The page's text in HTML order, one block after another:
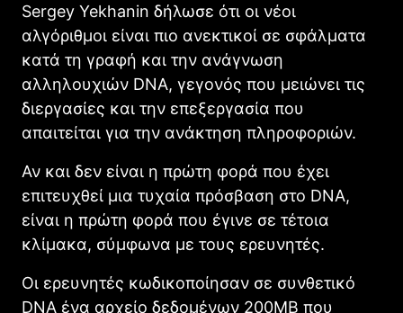
Sergey Yekhanin δήλωσε ότι οι νέοι
αλγόριθμοι είναι πιο ανεκτικοί σε σφάλματα
κατά τη γραφή και την ανάγνωση
αλληλουχιών DNA, γεγονός που μειώνει τις
διεργασίες και την επεξεργασία που
απαιτείται για την ανάκτηση πληροφοριών.
Αν και δεν είναι η πρώτη φορά που έχει
επιτευχθεί μια τυχαία πρόσβαση στο DNA,
είναι η πρώτη φορά που έγινε σε τέτοια
κλίμακα, σύμφωνα με τους ερευνητές.
Οι ερευνητές κωδικοποίησαν σε συνθετικό
DNA ένα αρχείο δεδομένων 200MB που